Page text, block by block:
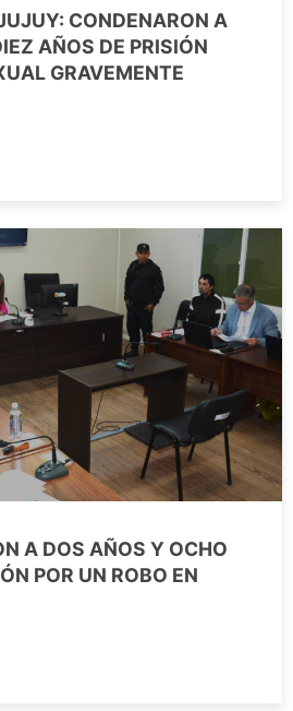
CONDENARON A
AÑOS DE PRISIÓN
GRAVEMENTE
A DOS AÑOS Y OCHO
POR UN ROBO EN